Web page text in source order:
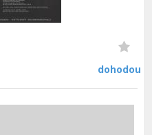
dohodou